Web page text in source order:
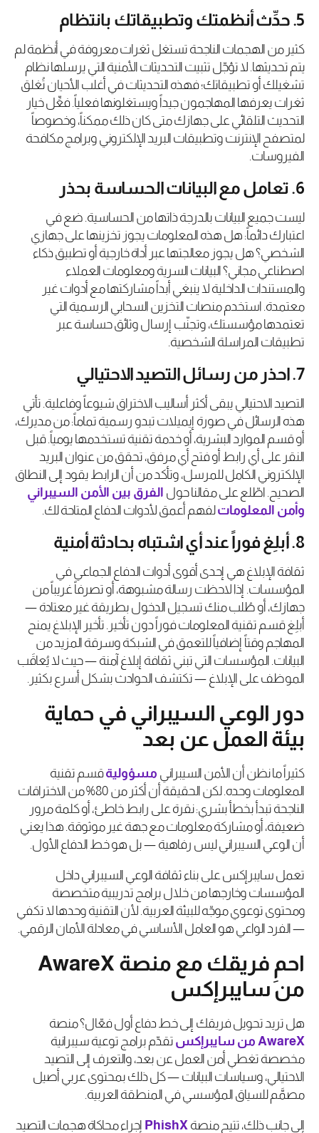
5. حدِّث أنظمتك وتطبيقاتك بانتظام
كثير من الهجمات الناجحة تستغل ثغرات معروفة في أنظمة لم
يتم تحديثها. لا تؤجّل تثبيت التحديثات الأمنية التي يرسلها نظام
تشغيلك أو تطبيقاتك؛ فهذه التحديثات في أغلب الأحيان تُغلق
ثغرات يعرفها المهاجمون جيداً ويستغلونها فعلياً. فعِّل خيار
التحديث التلقائي على جهازك متى كان ذلك ممكناً، وخصوصاً
لمتصفح الإنترنت وتطبيقات البريد الإلكتروني وبرامج مكافحة
الفيروسات.
6. تعامل مع البيانات الحساسة بحذر
ليست جميع البيانات بالدرجة ذاتها من الحساسية. ضع في
اعتبارك دائماً: هل هذه المعلومات يجوز تخزينها على جهازي
الشخصي؟ هل يجوز معالجتها عبر أداة خارجية أو تطبيق ذكاء
اصطناعي مجاني؟ البيانات السرية ومعلومات العملاء
والمستندات الداخلية لا ينبغي أبداً مشاركتها مع أدوات غير
معتمدة. استخدم منصات التخزين السحابي الرسمية التي
تعتمدها مؤسستك، وتجنّب إرسال وثائق حساسة عبر
تطبيقات المراسلة الشخصية.
7. احذر من رسائل التصيد الاحتيالي
التصيد الاحتيالي يبقى أكثر أساليب الاختراق شيوعاً وفاعلية. تأتي
هذه الرسائل في صورة إيميلات تبدو رسمية تماماً: من مديرك،
أو قسم الموارد البشرية، أو خدمة تقنية تستخدمها يومياً. قبل
النقر على أي رابط أو فتح أي مرفق، تحقق من عنوان البريد
الإلكتروني الكامل للمرسل، وتأكد من أن الرابط يقود إلى النطاق
الصحيح. اطّلع على مقالنا حول الفرق بين الأمن السيبراني
وأمن المعلوماتلفهم أعمق لأدوات الدفاع المتاحة لك.
8. أبلِغ فوراً عند أي اشتباه بحادثة أمنية
ثقافة الإبلاغ هي إحدى أقوى أدوات الدفاع الجماعي في
المؤسسات. إذا لاحظت رسالة مشبوهة، أو تصرفاً غريباً من
جهازك، أو طُلب منك تسجيل الدخول بطريقة غير معتادة —
أبلِغ قسم تقنية المعلومات فوراً دون تأخير. تأخير الإبلاغ يمنح
المهاجم وقتاً إضافياً للتعمق في الشبكة وسرقة المزيد من
البيانات. المؤسسات التي تبني ثقافة إبلاغ آمنة — حيث لا يُعاقَب
الموظف على الإبلاغ — تكتشف الحوادث بشكل أسرع بكثير.
دور الوعي السيبراني في حماية
بيئة العمل عن بعد
كثيراً ما نظن أن الأمن السيبراني مسؤوليةقسم تقنية
المعلومات وحده. لكن الحقيقة أن أكثر من 80% من الاختراقات
الناجحة تبدأ بخطأ بشري: نقرة على رابط خاطئ، أو كلمة مرور
ضعيفة، أو مشاركة معلومات مع جهة غير موثوقة. هذا يعني
أن الوعي السيبراني ليس رفاهية — بل هو خط الدفاع الأول.
تعمل سايبرإكس على بناء ثقافة الوعي السيبراني داخل
المؤسسات وخارجها من خلال برامج تدريبية متخصصة
ومحتوى توعوي موجّه للبيئة العربية. لأن التقنية وحدها لا تكفي
— الفرد الواعي هو العامل الأساسي في معادلة الأمان الرقمي.
احمِ فريقك مع منصة AwareX
من سايبرإكس
هل تريد تحويل فريقك إلى خط دفاع أول فعّال؟ منصة
AwareX من سايبرإكس تقدّم برامج توعية سيبرانية
مخصصة تغطي أمن العمل عن بعد، والتعرف إلى التصيد
الاحتيالي، وسياسات البيانات — كل ذلك بمحتوى عربي أصيل
مصمَّم للسياق المؤسسي في المنطقة العربية.
إلى جانب ذلك، تتيح منصة PhishX إجراء محاكاة هجمات التصيد